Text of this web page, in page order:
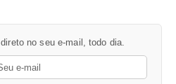
direto no seu e-mail, todo dia.